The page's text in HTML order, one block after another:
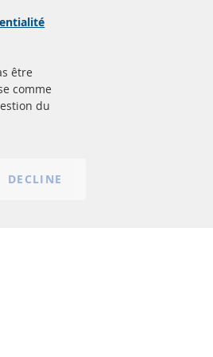
être
comme
du
DECLINE